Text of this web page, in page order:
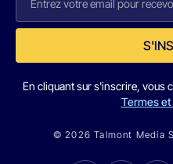
En cliquant sur s'inscrire, vous
Termes
© 2026 Talmont Media